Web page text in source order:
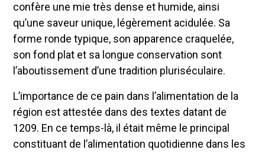
confère une mie très dense et humide, ainsi
qu’une saveur unique, légèrement acidulée. Sa
forme ronde typique, son apparence craquelée,
son fond plat et sa longue conservation sont
l’aboutissement d’une tradition pluriséculaire.
L’importance de ce pain dans l’alimentation de la
région est attestée dans des textes datant de
1209. En ce temps-là, il était même le principal
constituant de l’alimentation quotidienne dans les